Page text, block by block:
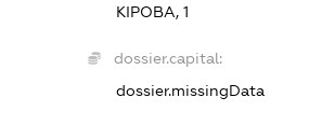
КІРОВА, 1
dossier.capital:
dossier.missingData